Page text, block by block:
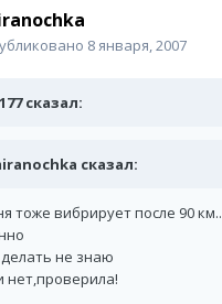
8 января, 2007
сказал:
сказал:
тоже вибрирует после 90 км..
не знаю
нет,проверила!